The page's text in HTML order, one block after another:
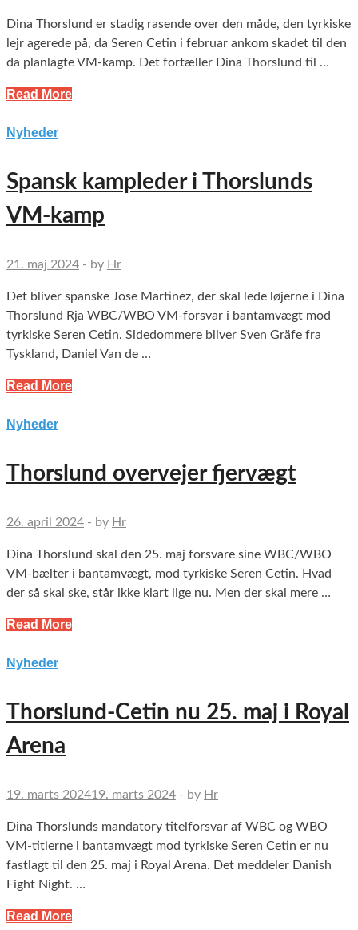
Dina Thorslund er stadig rasende over den måde, den tyrkiske
lejr agerede på, da Seren Cetin i februar ankom skadet til den
da planlagte VM-kamp. Det fortæller Dina Thorslund til …
Read More
Nyheder
Spansk kampleder i Thorslunds
VM-kamp
21. maj 2024 - by Hr
Det bliver spanske Jose Martinez, der skal lede løjerne i Dina
Thorslund Rja WBC/WBO VM-forsvar i bantamvægt mod
tyrkiske Seren Cetin. Sidedommere bliver Sven Gräfe fra
Tyskland, Daniel Van de …
Read More
Nyheder
Thorslund overvejer fjervægt
26. april 2024 - by Hr
Dina Thorslund skal den 25. maj forsvare sine WBC/WBO
VM-bælter i bantamvægt, mod tyrkiske Seren Cetin. Hvad
der så skal ske, står ikke klart lige nu. Men der skal mere …
Read More
Nyheder
Thorslund-Cetin nu 25. maj i Royal
Arena
19. marts 202419. marts 2024 - by Hr
Dina Thorslunds mandatory titelforsvar af WBC og WBO
VM-titlerne i bantamvægt mod tyrkiske Seren Cetin er nu
fastlagt til den 25. maj i Royal Arena. Det meddeler Danish
Fight Night. …
Read More